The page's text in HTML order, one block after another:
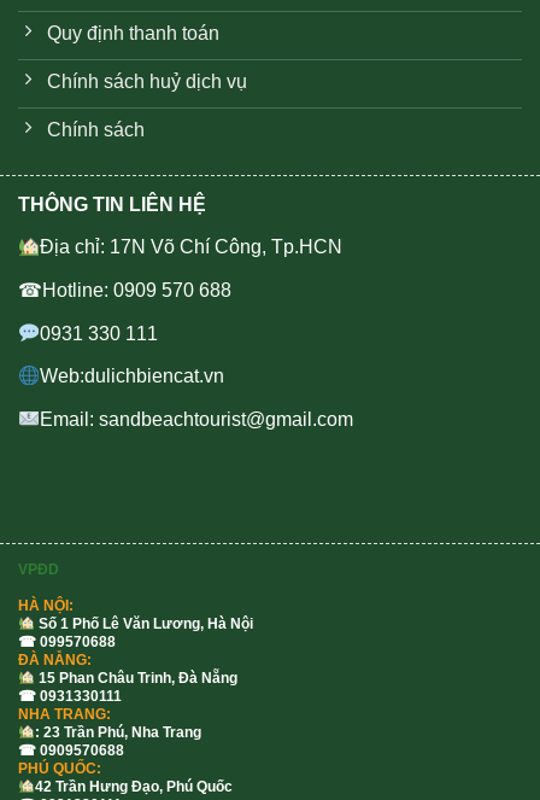
Quy định thanh toán
Chính sách huỷ dịch vụ
Chính sách
THÔNG TIN LIÊN HỆ
Địa chỉ: 17N Võ Chí Công, Tp.HCN
☎Hotline: 0909 570 688
0931 330 111
Web:dulichbiencat.vn
Email: sandbeachtourist@gmail.com
VPĐD
HÀ NỘI:
Số 1 Phố Lê Văn Lương, Hà Nội
☎ 099570688
ĐÀ NẴNG:
15 Phan Châu Trinh, Đà Nẵng
☎ 0931330111
NHA TRANG:
: 23 Trần Phú, Nha Trang
☎ 0909570688
PHÚ QUỐC:
42 Trần Hưng Đạo, Phú Quốc